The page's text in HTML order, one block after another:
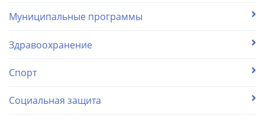
Муниципальные программы
Здравоохранение
Спорт
Социальная защита